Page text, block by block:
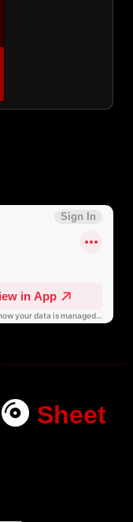
Sheet